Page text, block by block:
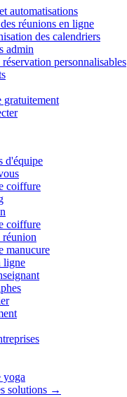
automatisations
réunions en ligne
des calendriers
admin
réservation personnalisables
gratuitement
d'équipe
coiffure
coiffure
réunion
manucure
ligne
yoga
solutions →